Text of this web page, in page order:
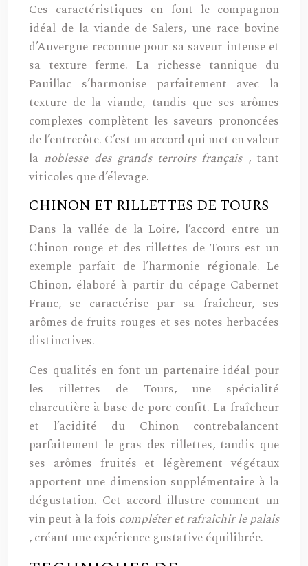
Ces caractéristiques en font le compagnon
idéal de la viande de Salers, une race bovine
d’Auvergne reconnue pour sa saveur intense et
sa texture ferme. La richesse tannique du
Pauillac s’harmonise parfaitement avec la
texture de la viande, tandis que ses arômes
complexes complètent les saveurs prononcées
de l’entrecôte. C’est un accord qui met en valeur
la noblesse des grands terroirs français , tant
viticoles que d’élevage.
CHINON ET RILLETTES DE TOURS
Dans la vallée de la Loire, l’accord entre un
Chinon rouge et des rillettes de Tours est un
exemple parfait de l’harmonie régionale. Le
Chinon, élaboré à partir du cépage Cabernet
Franc, se caractérise par sa fraîcheur, ses
arômes de fruits rouges et ses notes herbacées
distinctives.
Ces qualités en font un partenaire idéal pour
les rillettes de Tours, une spécialité
charcutière à base de porc confît. La fraîcheur
et l’acidité du Chinon contrebalancent
parfaitement le gras des rillettes, tandis que
ses arômes fruités et légèrement végétaux
apportent une dimension supplémentaire à la
dégustation. Cet accord illustre comment un
vin peut à la fois compléter et rafraîchir le palais
, créant une expérience gustative équilibrée.